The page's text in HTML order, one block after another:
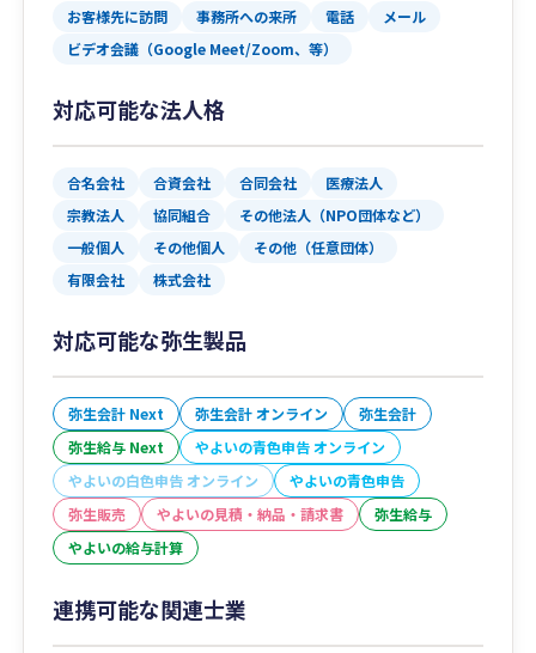
お客様先に訪問 事務所への来所 電話
メール
ビデオ会議（Google Meet/Zoom、等）
対応可能な法人格
合名会社 合資会社 合同会社
医療法人
宗教法人
協同組合
その他法人（NPO団体など）
一般個人
その他個人
その他（任意団体）
有限会社
株式会社
対応可能な弥生製品
弥生会計 Next 弥生会計 オンライン
弥生会計
弥生給与 Next
やよいの青色申告 オンライン
やよいの白色申告 オンライン
やよいの青色申告
弥生販売
やよいの見積・納品・請求書
弥生給与
やよいの給与計算
連携可能な関連士業